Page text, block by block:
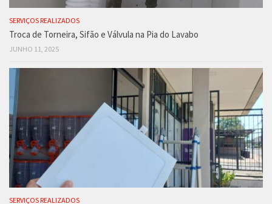
SERVIÇOS REALIZADOS
Troca de Torneira, Sifão e Válvula na Pia do Lavabo
JUNHO 11, 2025
SERVIÇOS REALIZADOS